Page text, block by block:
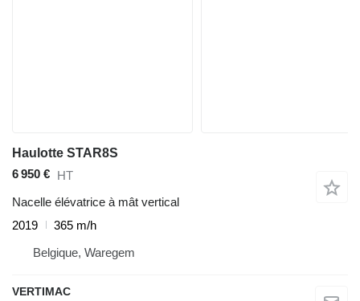
Haulotte STAR8S
6 950 € HT
Nacelle élévatrice à mât vertical
2019
365 m/h
Belgique, Waregem
VERTIMAC